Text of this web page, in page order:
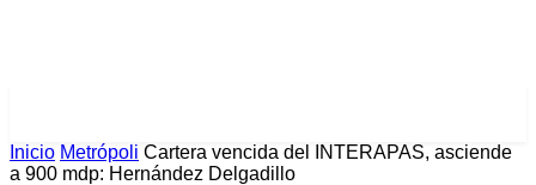
Inicio Metrópoli Cartera vencida del INTERAPAS, asciende
a 900 mdp: Hernández Delgadillo